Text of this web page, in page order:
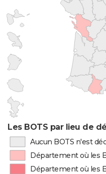
Les BOTS par lieu de
Aucun BOTS n'est
Département où les
Département où les